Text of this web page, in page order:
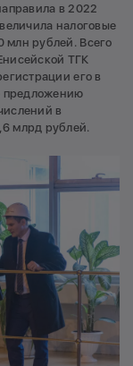
в 2022
налоговые
млн рублей. Всего
ТГК
его в
предложению
в
млрд рублей.